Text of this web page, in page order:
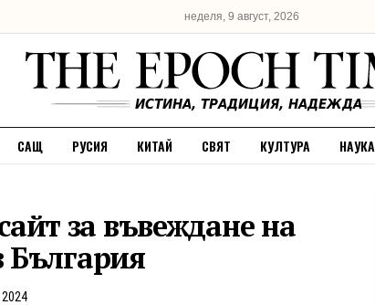
неделя, 9 август, 2026
САЩ РУСИЯ КИТАЙ СВЯТ КУЛТУРА НАУКА
за въвеждане на
България